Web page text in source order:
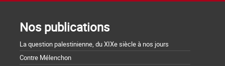
Nos publications
La question palestinienne, du XIXe siècle à nos jours
Contre Mélenchon